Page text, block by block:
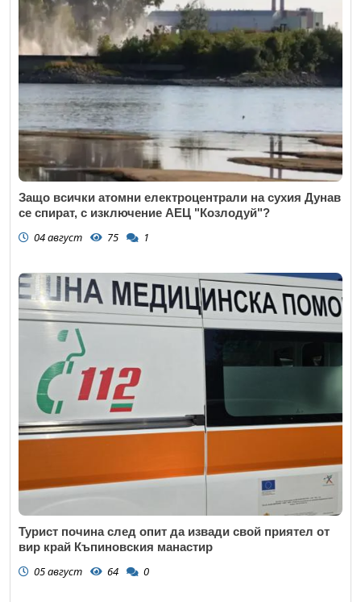
Защо всички атомни електроцентрали на сухия Дунав
се спират, с изключение АЕЦ "Козлодуй"?
04 август 75 1
Турист почина след опит да извади свой приятел от
вир край Къпиновския манастир
05 август 64 0